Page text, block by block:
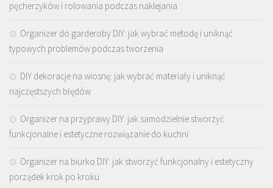
pęcherzyków i rolowania podczas naklejania
Organizer do garderoby DIY: jak wybrać metodę i uniknąć
typowych problemów podczas tworzenia
DIY dekoracje na wiosnę: jak wybrać materiały i uniknąć
najczęstszych błędów
Organizer na przyprawy DIY: jak samodzielnie stworzyć
funkcjonalne i estetyczne rozwiązanie do kuchni
Organizer na biurko DIY: jak stworzyć funkcjonalny i estetyczny
porządek krok po kroku